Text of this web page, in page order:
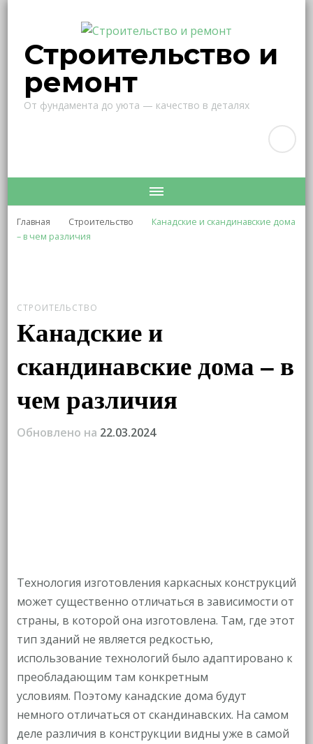
Строительство и
ремонт
От фундамента до уюта — качество в деталях
Главная Строительство
Канадские и скандинавские дома
– в чем различия
СТРОИТЕЛЬСТВО
Канадские и
скандинавские дома – в
чем различия
Обновлено на 22.03.2024
Технология изготовления каркасных конструкций
может существенно отличаться в зависимости от
страны, в которой она изготовлена. Там, где этот
тип зданий не является редкостью,
использование технологий было адаптировано к
преобладающим там конкретным
условиям. Поэтому канадские дома будут
немного отличаться от скандинавских. На самом
деле различия в конструкции видны уже в самой